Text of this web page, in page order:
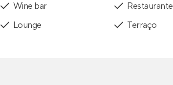
Wine bar
Restaurante
Lounge
Terraço